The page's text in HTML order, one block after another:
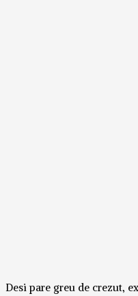
Desi pare greu de crezut,